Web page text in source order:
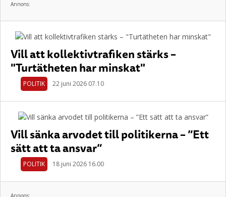
Annons:
Vill att kollektivtrafiken stärks –
"Turtätheten har minskat"
POLITIK 22 juni 2026 07.10
Vill sänka arvodet till politikerna – ”Ett
sätt att ta ansvar”
POLITIK 18 juni 2026 16.00
Annons: